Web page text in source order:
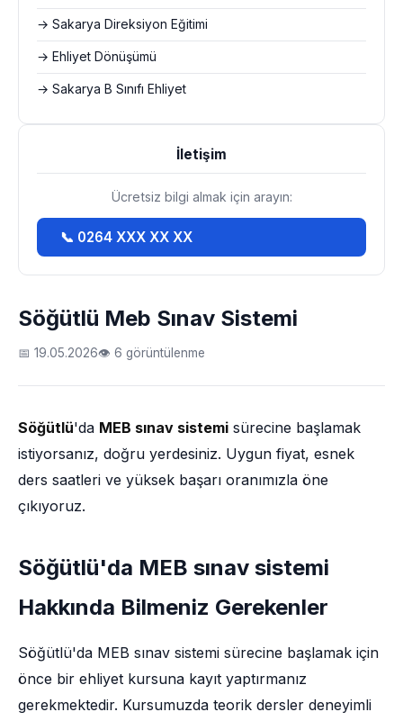
Söğütlü Meb Sınav Sistemi
📅 19.05.2026👁 6 görüntülenme
Söğütlü'da MEB sınav sistemi sürecine başlamak
istiyorsanız, doğru yerdesiniz. Uygun fiyat, esnek
ders saatleri ve yüksek başarı oranımızla öne
çıkıyoruz.
Söğütlü'da MEB sınav sistemi
Hakkında Bilmeniz Gerekenler
Söğütlü'da MEB sınav sistemi sürecine başlamak için
önce bir ehliyet kursuna kayıt yaptırmanız
gerekmektedir. Kursumuzda teorik dersler deneyimli
→ Sakarya Direksiyon Eğitimi
→ Ehliyet Dönüşümü
→ Sakarya B Sınıfı Ehliyet
İletişim
Ücretsiz bilgi almak için arayın:
📞 0264 XXX XX XX